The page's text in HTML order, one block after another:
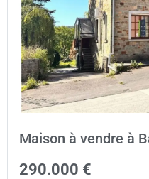
Maison à vendre à
290.000 €